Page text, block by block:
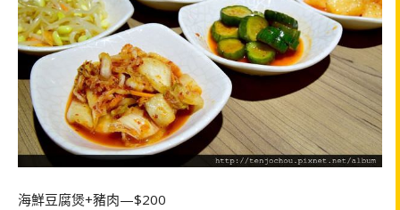
海鮮豆腐煲+豬肉—$200